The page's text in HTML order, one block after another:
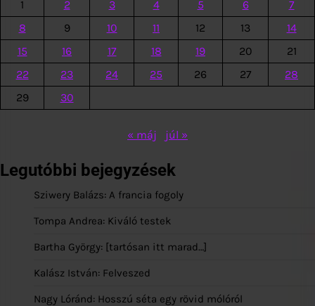
1 2 3 4 5 6
7
8
9 10 11 12 13
14
15
16 17 18 19 20
21
22
23 24 25 26 27
28
29
30
« máj júl »
Legutóbbi bejegyzések
Sziwery Balázs: A francia fogoly
Tompa Andrea: Kiváló testek
Bartha György: [tartósan itt marad…]
Kalász István: Felveszed
Nagy Lóránd: Hosszú séta egy rövid mólóról